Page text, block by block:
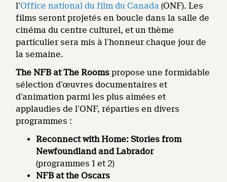
l’Office national du film du Canada (ONF). Les
films seront projetés en boucle dans la salle de
cinéma du centre culturel, et un thème
particulier sera mis à l’honneur chaque jour de
la semaine.
The NFB at The Roomspropose une formidable
sélection d’œuvres documentaires et
d’animation parmi les plus aimées et
applaudies de l’ONF, réparties en divers
programmes :
Reconnect with Home: Stories from
Newfoundland and Labrador
(programmes 1 et 2)
NFB at the Oscars